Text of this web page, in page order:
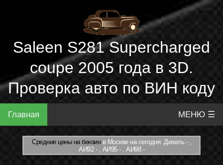
Saleen S281 Supercharged
coupe 2005 года в 3D.
Проверка авто по ВИН коду
Главная МЕНЮ ☰
Средние цены на бензинв Москве на сегодня: Дизель - ,
АИ92 - , АИ95 - , АИ98 -